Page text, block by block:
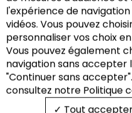
Recherche
l'expérience de
vidéos. Vous pouvez
personnaliser vos choix
Vous pouvez également
navigation sans accepter
"Continuer sans
consultez notre Politique
Tout